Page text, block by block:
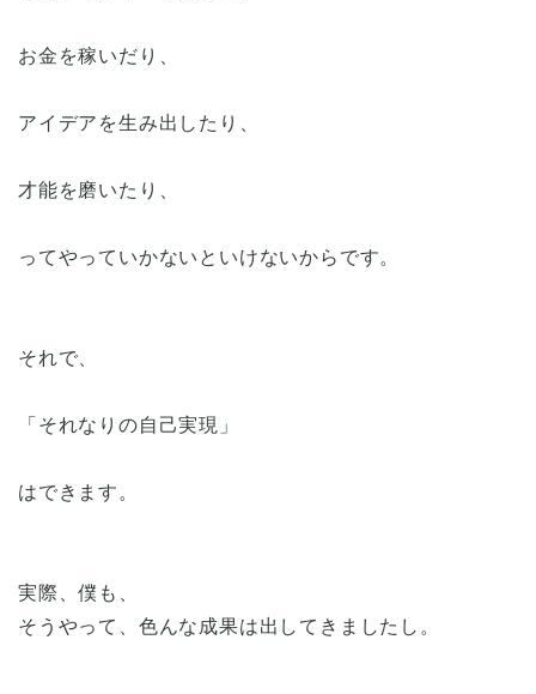
お金を稼いだり、
アイデアを生み出したり、
才能を磨いたり、
ってやっていかないといけないからです。
それで、
「それなりの自己実現」
はできます。
実際、僕も、
そうやって、色んな成果は出してきましたし。